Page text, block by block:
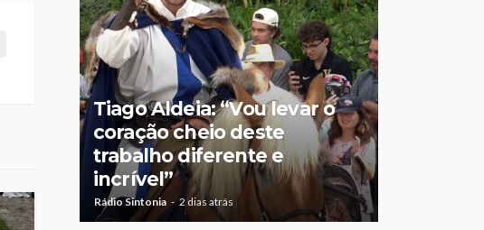
Tiago Aldeia: “Vou levar o
coração cheio deste
trabalho diferente e
incrível”
Rádio Sintonia 2 dias atrás